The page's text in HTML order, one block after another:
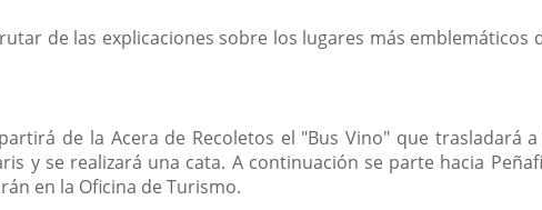
de las explicaciones sobre los lugares más emblemáticos
de la Acera de Recoletos el "Bus Vino" que trasladará
y se realizará una cata. A continuación se parte hacia
en la Oficina de Turismo.